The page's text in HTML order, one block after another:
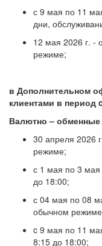
с 9 мая по 11
дни,
12 мая 2026 г. -
режиме;
в Дополнительном
клиентами в период
Валютно –
30 апреля 2026
режиме;
с 1 мая по 3 мая
до 18:00;
с 04 мая по 08
обычном
c 9 мая по 11
8:15 до 18:00;